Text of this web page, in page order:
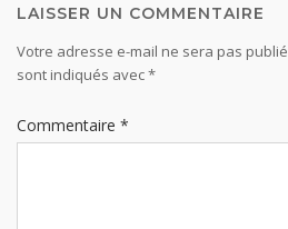
LAISSER UN COMMENTAIRE
Votre adresse e-mail ne sera pas
sont indiqués avec*
Commentaire *